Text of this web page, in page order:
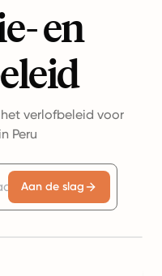
en
verlofbeleid voor
Peru
Aan de slag